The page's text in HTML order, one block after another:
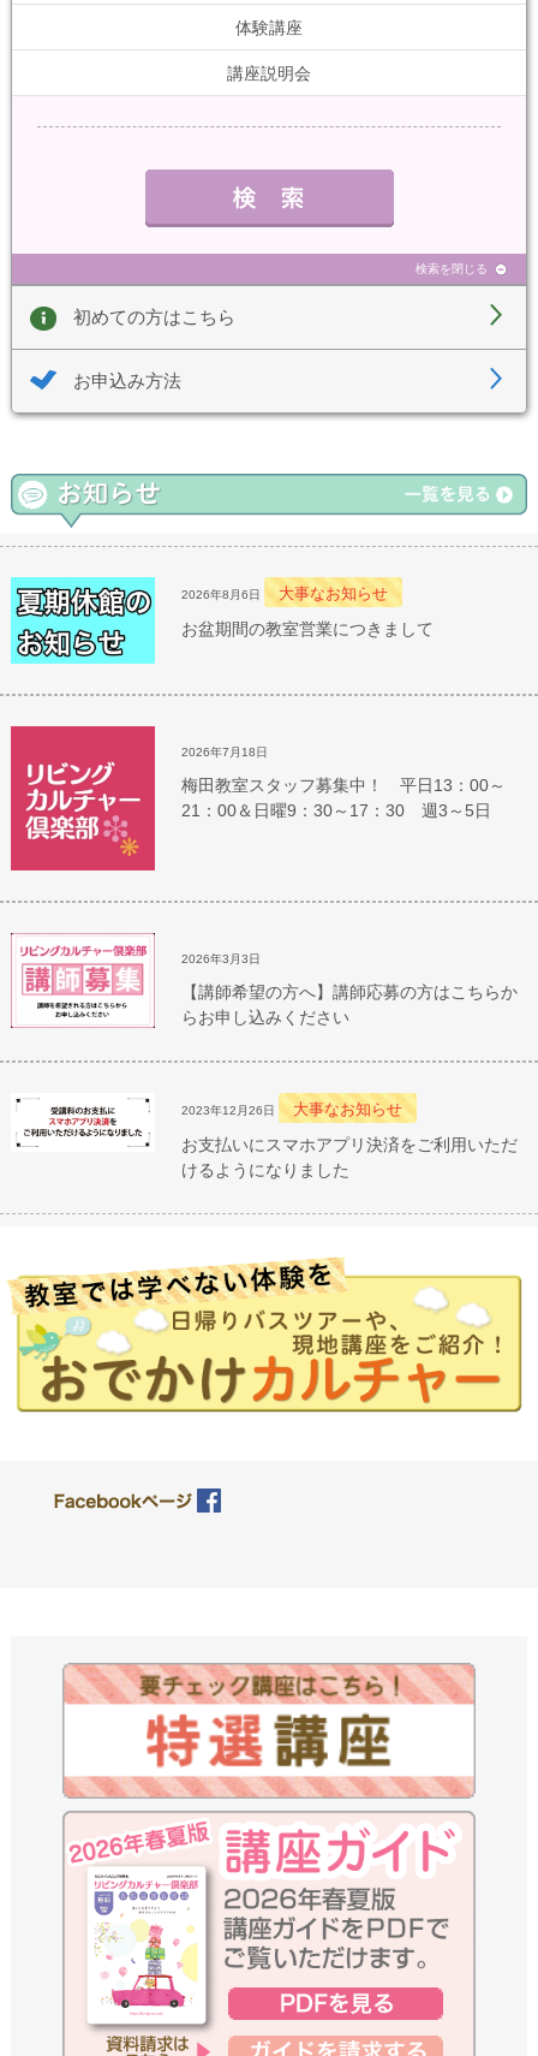
体験講座
講座説明会
検索を閉じる
初めての方はこちら
お申込み方法
2026年8月6日 大事なお知らせ
お盆期間の教室営業につきまして
2026年7月18日
梅田教室スタッフ募集中！ 平日13：00～
21：00＆日曜9：30～17：30 週3～5日
2026年3月3日
【講師希望の方へ】講師応募の方はこちらか
らお申し込みください
2023年12月26日 大事なお知らせ
お支払いにスマホアプリ決済をご利用いただ
けるようになりました